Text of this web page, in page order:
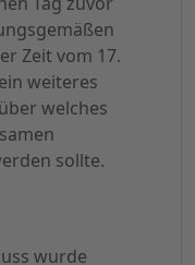
Zeit vom 17.
weiteres
welches
sollte.
wurde